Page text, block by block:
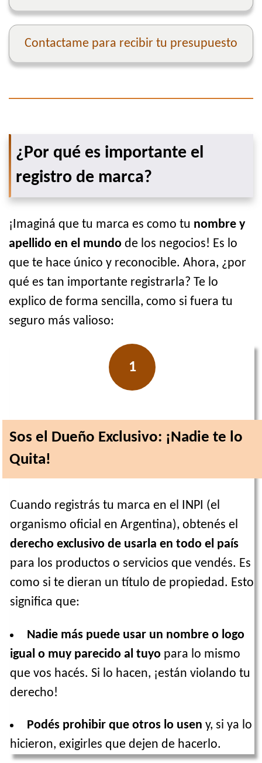
Contactame para recibir tu presupuesto
¿Por qué es importante el
registro de marca?
¡Imaginá que tu marca es como tu nombre y
apellido en el mundo de los negocios! Es lo
que te hace único y reconocible. Ahora, ¿por
qué es tan importante registrarla? Te lo
explico de forma sencilla, como si fuera tu
seguro más valioso:
1
Sos el Dueño Exclusivo: ¡Nadie te lo
Quita!
Cuando registrás tu marca en el INPI (el
organismo oficial en Argentina), obtenés el
derecho exclusivo de usarla en todo el país
para los productos o servicios que vendés. Es
como si te dieran un título de propiedad. Esto
significa que:
Nadie más puede usar un nombre o logo
igual o muy parecido al tuyo para lo mismo
que vos hacés. Si lo hacen, ¡están violando tu
derecho!
Podés prohibir que otros lo usen y, si ya lo
hicieron, exigirles que dejen de hacerlo.